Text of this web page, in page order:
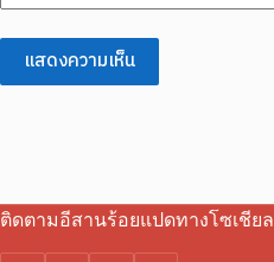
แสดงความเห็น
ติดตามอีสานร้อยแปดทางโซเชียล